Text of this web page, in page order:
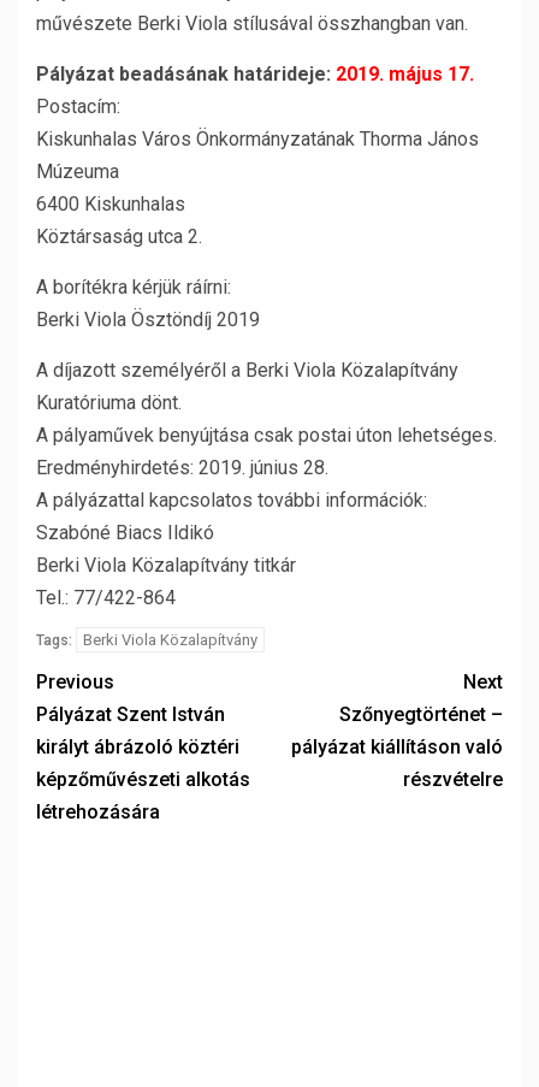
művészete Berki Viola stílusával összhangban van.
Pályázat beadásának határideje: 2019. május 17.
Postacím:
Kiskunhalas Város Önkormányzatának Thorma János
Múzeuma
6400 Kiskunhalas
Köztársaság utca 2.
A borítékra kérjük ráírni:
Berki Viola Ösztöndíj 2019
A díjazott személyéről a Berki Viola Közalapítvány
Kuratóriuma dönt.
A pályaművek benyújtása csak postai úton lehetséges.
Eredményhirdetés: 2019. június 28.
A pályázattal kapcsolatos további információk:
Szabóné Biacs Ildikó
Berki Viola Közalapítvány titkár
Tel.: 77/422-864
Tags: Berki Viola Közalapítvány
Previous
Pályázat Szent István
királyt ábrázoló köztéri
képzőművészeti alkotás
létrehozására
Next
Szőnyegtörténet –
pályázat kiállításon való
részvételre